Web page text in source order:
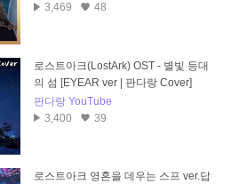
3,469
48
로스트아크(LostArk) OST - 별빛 등대
의 섬 [EYEAR ver | 판다랑 Cover]
판다랑 YouTube
3,400
39
로스트아크 영혼을 데우는 스프 ver.답